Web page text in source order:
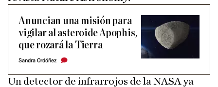
Anuncian una misión para
vigilar al asteroide Apophis,
que rozará la Tierra
Sandra Ordóñez
Un detector de infrarrojos de la NASA ya